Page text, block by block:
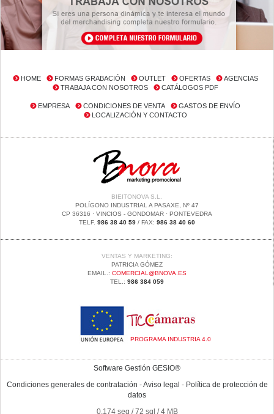
HOME FORMAS GRABACIÓN OUTLET OFERTAS
AGENCIAS
TRABAJA CON NOSOTROS
CATÁLOGOS PDF
EMPRESA CONDICIONES DE VENTA
GASTOS DE ENVÍO
LOCALIZACIÓN Y CONTACTO
BIEITONOVA S.L.
POLÍGONO INDUSTRIAL A PASAXE, Nº 47
CP 36316 · VINCIOS - GONDOMAR · PONTEVEDRA
TELF. 986 38 40 59/ FAX: 986 38 40 60
VENTAS Y MARKETING:
PATRICIA GÓMEZ
EMAIL.: COMERCIAL@BNOVA.ES
TEL.: 986 384 059
PROGRAMA INDUSTRIA 4.0
Software Gestión GESIO®
Condiciones generales de contratación -Aviso legal - Política de protección de
datos
0.174 seg /72 sql / 4 MB